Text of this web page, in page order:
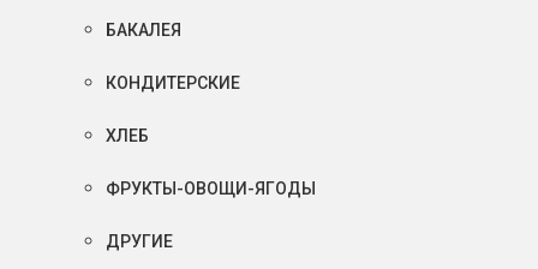
БАКАЛЕЯ
КОНДИТЕРСКИЕ
ХЛЕБ
ФРУКТЫ-ОВОЩИ-ЯГОДЫ
ДРУГИЕ